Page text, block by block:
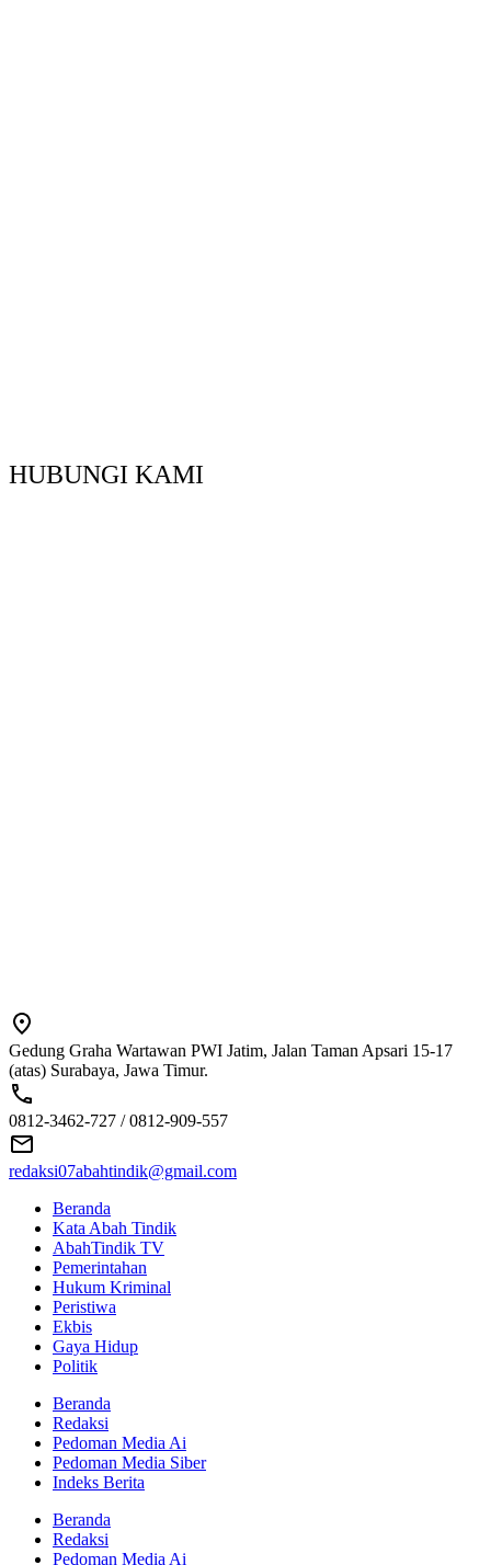
HUBUNGI KAMI
Gedung Graha Wartawan PWI Jatim, Jalan Taman Apsari 15-17
(atas) Surabaya, Jawa Timur.
0812-3462-727 / 0812-909-557
redaksi07abahtindik@gmail.com
Beranda
Kata Abah Tindik
AbahTindik TV
Pemerintahan
Hukum Kriminal
Peristiwa
Ekbis
Gaya Hidup
Politik
Beranda
Redaksi
Pedoman Media Ai
Pedoman Media Siber
Indeks Berita
Beranda
Redaksi
Pedoman Media Ai